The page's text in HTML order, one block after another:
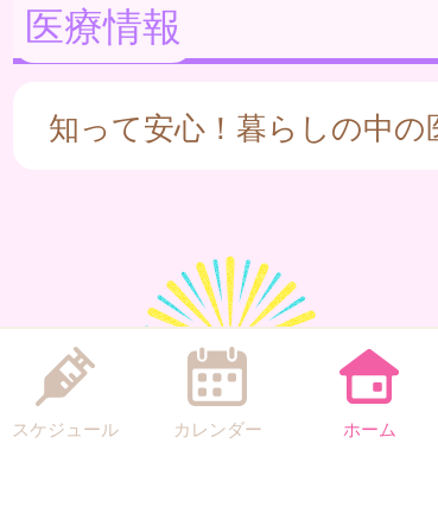
医療情報
知って安心！暮らしの中の
スケジュール カレンダー ホーム